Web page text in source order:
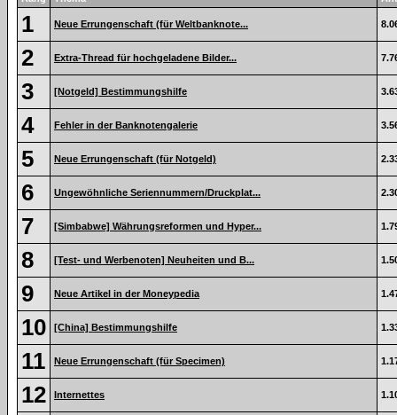
1 Neue Errungenschaft (für Weltbanknote...
2 Extra-Thread für hochgeladene Bilder...
3 [Notgeld] Bestimmungshilfe
4 Fehler in der Banknotengalerie
5 Neue Errungenschaft (für Notgeld)
6 Ungewöhnliche Seriennummern/Druckplat...
7 [Simbabwe] Währungsreformen und Hyper...
8 [Test- und Werbenoten] Neuheiten und B...
9 Neue Artikel in der Moneypedia
10 [China] Bestimmungshilfe
11 Neue Errungenschaft (für Specimen)
12 Internettes